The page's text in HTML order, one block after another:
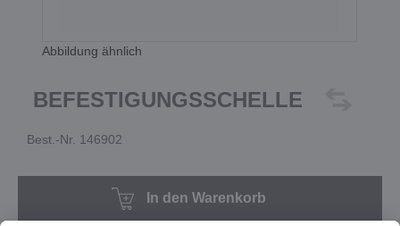
Abbildung ähnlich
BEFESTIGUNGSSCHELLE
Best.-Nr. 146902
In den Warenkorb